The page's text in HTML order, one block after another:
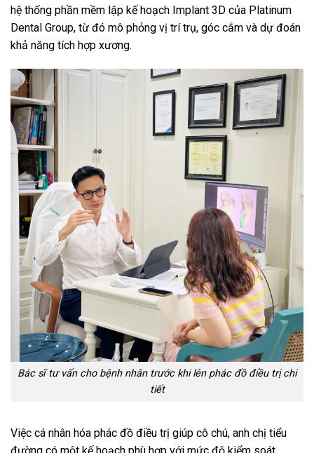
hệ thống phần mềm lập kế hoạch Implant 3D của Platinum
Dental Group, từ đó mô phỏng vị trí trụ, góc cắm và dự đoán
khả năng tích hợp xương.
Bác sĩ tư vấn cho bệnh nhân trước khi lên phác đồ điều trị chi
tiết
Việc cá nhân hóa phác đồ điều trị giúp cô chú, anh chị tiểu